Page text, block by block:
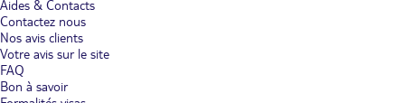
Aides & Contacts
Contactez nous
Nos avis clients
Votre avis sur le site
FAQ
Bon à savoir